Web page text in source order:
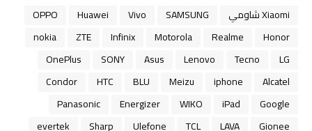
Xiaomi شاومي SAMSUNG
Vivo
Huawei
OPPO
Honor
Realme
Motorola
Infinix
ZTE
nokia
LG
Tecno
Lenovo
Asus
SONY
OnePlus
Alcatel
iphone
Meizu
BLU
HTC
Condor
Google
iPad
WIKO
Energizer
Panasonic
Gionee
LAVA
TCL
Ulefone
Sharp
evertek